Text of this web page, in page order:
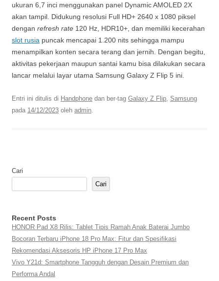
ukuran 6,7 inci menggunakan panel Dynamic AMOLED 2X
akan tampil. Didukung resolusi Full HD+ 2640 x 1080 piksel
dengan refresh rate 120 Hz, HDR10+, dan memiliki kecerahan
slot rusia puncak mencapai 1.200 nits sehingga mampu
menampilkan konten secara terang dan jernih. Dengan begitu,
aktivitas pekerjaan maupun santai kamu bisa dilakukan secara
lancar melalui layar utama Samsung Galaxy Z Flip 5 ini.
Entri ini ditulis di Handphone dan ber-tag Galaxy Z Flip Samsung
pada 14/12/2023 oleh admin
Cari
Cari
Recent Posts
HONOR Pad X8 Rilis: Tablet Tipis Ramah Anak Baterai Jumbo
Bocoran Terbaru iPhone 18 Pro Max: Fitur dan Spesifikasi
Rekomendasi Aksesoris HP iPhone 17 Pro Max
Vivo Y21d: Smartphone Tangguh dengan Desain Premium dan
Performa Andal